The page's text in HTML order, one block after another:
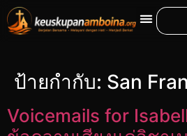
ป้ายกำกับ: San
Voicemails for